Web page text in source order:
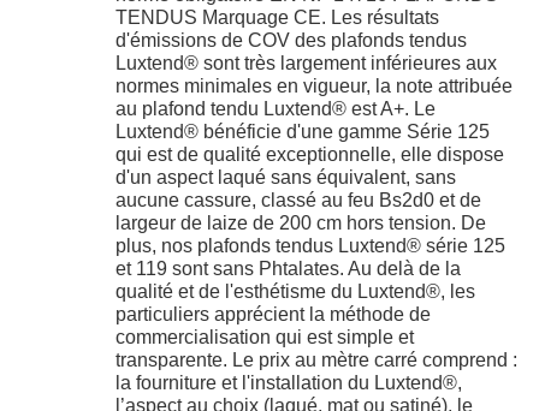
TENDUS Marquage CE. Les résultats
d'émissions de COV des plafonds tendus
Luxtend® sont très largement inférieures aux
normes minimales en vigueur, la note attribuée
au plafond tendu Luxtend® est A+. Le
Luxtend® bénéficie d'une gamme Série 125
qui est de qualité exceptionnelle, elle dispose
d'un aspect laqué sans équivalent, sans
aucune cassure, classé au feu Bs2d0 et de
largeur de laize de 200 cm hors tension. De
plus, nos plafonds tendus Luxtend® série 125
et 119 sont sans Phtalates. Au delà de la
qualité et de l'esthétisme du Luxtend®, les
particuliers apprécient la méthode de
commercialisation qui est simple et
transparente. Le prix au mètre carré comprend :
la fourniture et l'installation du Luxtend®,
l’aspect au choix (laqué, mat ou satiné), le